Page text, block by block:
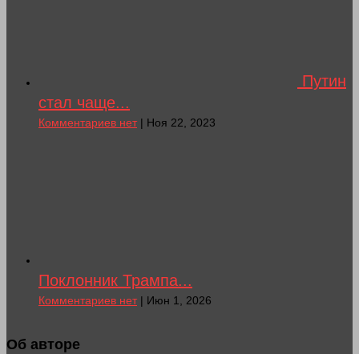
Путин
стал чаще...
Комментариев нет| Ноя 22, 2023
Поклонник Трампа...
Комментариев нет| Июн 1, 2026
Об авторе